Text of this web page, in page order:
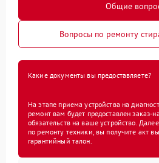
Общие
Вопросы по ремонту
Какие документы вы предоставляете?
На этапе приема устройства на
ремонт вам будет предоставлен заказ-
обязательств на ваше устройство.
по ремонту техники, вы получите акт
гарантийный талон.